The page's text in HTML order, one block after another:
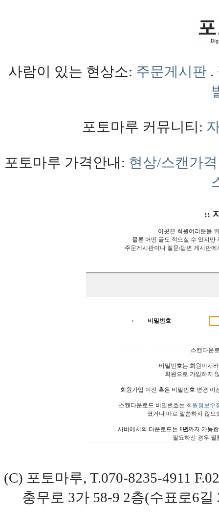
사람이 있는 현상소: 주문게시판 .
포토마루 커뮤니티:
포토마루 가격안내: 현상/스캔가격
::
이곳은 회원여러분을
물론 어떤 글도 적으실 수 있지만
주문게시판이나 질문/답변 게시판
비밀번호
스캔다운
비밀번호는 회원이시
회원으로 가입하지
회원가입 이전 혹은 비밀번호 변경
스캔다운로드 비밀번호는 회원정보수
셨거나 따로 말씀하지 않으
서버에서의 다운로드는 1년까지 가능
필요하신 경우 필
(C) 포토마루, T.070-8235-4911
충무로 3가 58-9 2층(수표로6